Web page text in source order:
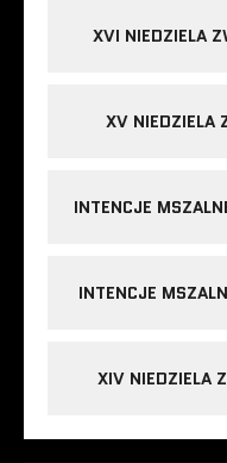
XVI NIEDZIELA
XV NIEDZIELA
INTENCJE
INTENCJE
XIV NIEDZIELA